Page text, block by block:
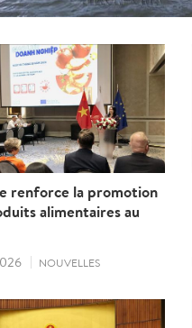
renforce la promotion
alimentaires au
NOUVELLES